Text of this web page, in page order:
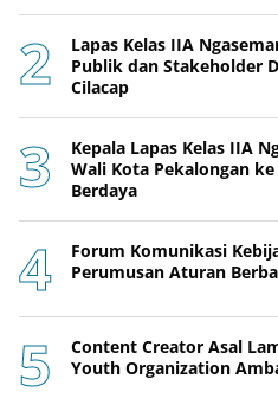
Lapas Kelas IIA
Publik dan Stakeholder
Cilacap
Kepala Lapas Kelas IIA
Wali Kota Pekalongan
Berdaya
Forum Komunikasi
Perumusan Aturan
Content Creator Asal
Youth Organization